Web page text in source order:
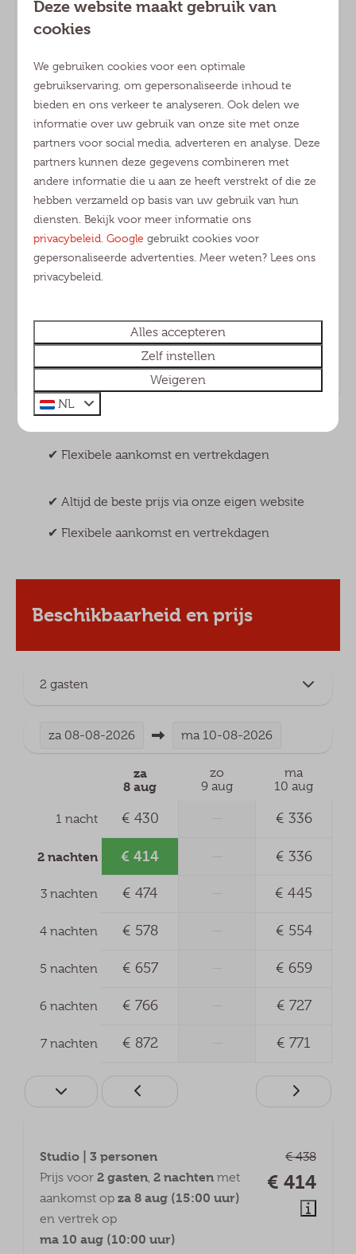
Nationaal Park De Loonse en Drunense Duinen
Dé familievakantie
Verschillende faciliteiten en een uitgebreid
animatieteam
chalets
✔︎ Flexibele aankomst en vertrekdagen
✔︎ Altijd de beste prijs via onze eigen website
✔︎ Flexibele aankomst en vertrekdagen
Beschikbaarheid en prijs
2 gasten
za 08-08-2026 ma 10-08-2026
za
8 aug
zo
9 aug
ma
10 aug
1 nacht € 430 € 336
2 nachten € 414 € 336
3 nachten € 474 € 445
4 nachten € 578 € 554
5 nachten € 657 € 659
6 nachten € 766 € 727
7 nachten € 872 € 771
€ 438
€ 414
Studio | 3 personen
Prijs voor 2 gasten, 2 nachten met
aankomst op za 8 aug (15:00 uur)
en vertrek op
ma 10 aug (10:00 uur)
Deze website maakt gebruik van
cookies
We gebruiken cookies voor een optimale
gebruikservaring, om gepersonaliseerde inhoud te
bieden en ons verkeer te analyseren. Ook delen we
informatie over uw gebruik van onze site met onze
partners voor social media, adverteren en analyse. Deze
partners kunnen deze gegevens combineren met
andere informatie die u aan ze heeft verstrekt of die ze
hebben verzameld op basis van uw gebruik van hun
diensten. Bekijk voor meer informatie ons
privacybeleid .Google gebruikt cookies voor
gepersonaliseerde advertenties. Meer weten? Lees ons
privacybeleid.
Alles accepteren
Zelf instellen
Weigeren
NL